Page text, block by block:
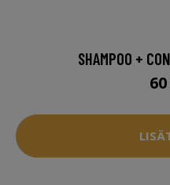
SHAMPOO +